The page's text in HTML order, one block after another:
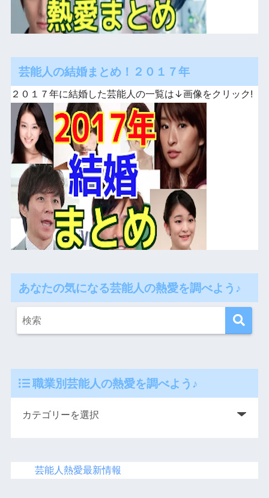
芸能人の結婚まとめ！２０１７年
２０１７年に結婚した芸能人の一覧は↓画像をクリック!
あなたの気になる芸能人の熱愛を調べよう♪
職業別芸能人の熱愛を調べよう♪
芸能人熱愛最新情報